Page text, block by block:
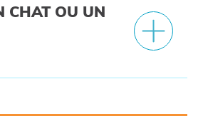
CHAT OU UN